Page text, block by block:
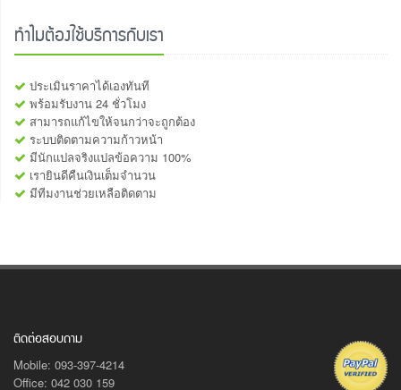
ทำไมต้องใช้บริการกับเรา
ประเมินราคาได้เองทันที
พร้อมรับงาน 24 ชั่วโมง
สามารถแก้ไขให้จนกว่าจะถูกต้อง
ระบบติดตามความก้าวหน้า
มีนักแปลจริงแปลข้อความ 100%
เรายินดีคืนเงินเต็มจำนวน
มีทีมงานช่วยเหลือติดตาม
ติดต่อสอบถาม
Mobile: 093-397-4214
Office: 042 030 159